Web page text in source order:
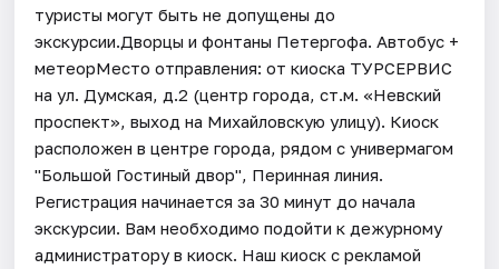
туристы могут быть не допущены до
экскурсии.Дворцы и фонтаны Петергофа. Автобус +
метеорМесто отправления: от киоска ТУРСЕРВИС
на ул. Думская, д.2 (центр города, ст.м. «Невский
проспект», выход на Михайловскую улицу). Киоск
расположен в центре города, рядом с универмагом
"Большой Гостиный двор", Перинная линия.
Регистрация начинается за 30 минут до начала
экскурсии. Вам необходимо подойти к дежурному
администратору в киоск. Наш киоск с рекламой